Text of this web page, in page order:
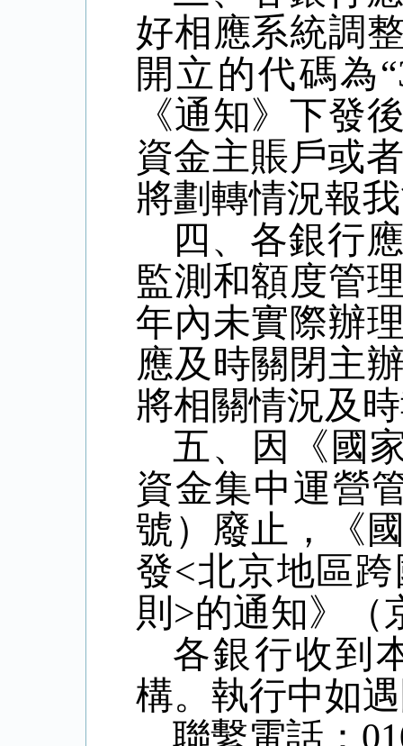
好相應系統調
開立的代碼為
《通知》下發
資金主賬戶或
將劃轉情況報
四、各銀行
監測和額度管
年內未實際辦
應及時關閉主
將相關情況及
五、因《國
資金集中運營
號）廢止，《
發<北京地區
則>的通知》（
各銀行收到
構。執行中如
聯繫電話：